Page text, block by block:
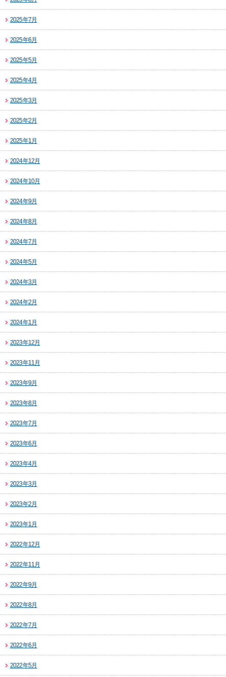
2025年7月
2025年6月
2025年5月
2025年4月
2025年3月
2025年2月
2025年1月
2024年12月
2024年10月
2024年9月
2024年8月
2024年7月
2024年5月
2024年3月
2024年2月
2024年1月
2023年12月
2023年11月
2023年9月
2023年8月
2023年7月
2023年6月
2023年4月
2023年3月
2023年2月
2023年1月
2022年12月
2022年11月
2022年9月
2022年8月
2022年7月
2022年6月
2022年5月